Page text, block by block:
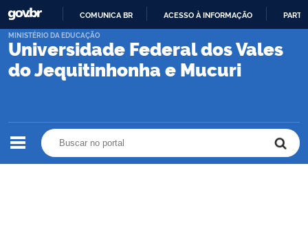
PARA
CONTEÚDO
COMUNICA BR ACESSO À INFORMAÇÃO
Universidade Federal dos Vales
do Jequitinhonha e Mucuri
MINISTÉRIO DA EDUCAÇÃO